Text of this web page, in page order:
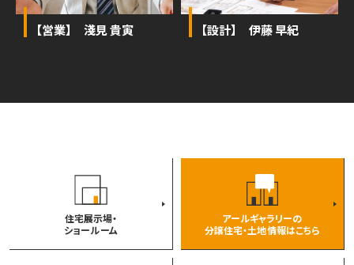
【営業】 淺見 貴寅 【設計】 伊藤 早紀
住宅展示場・
ショールーム
アールギャラリーの
分譲住宅・土地情報はこちら